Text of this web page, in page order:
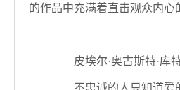
的作品中充满着直击观众内心
皮埃尔·奥古斯特·库
不忠诚的人只知道爱